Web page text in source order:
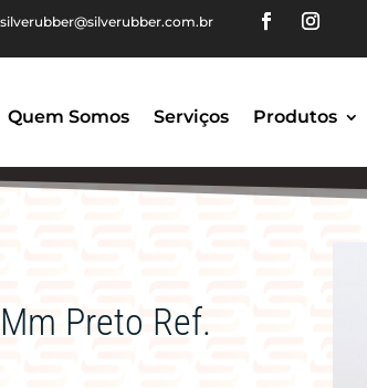
silverubber@silverubber.com.br
Quem Somos Serviços Produtos
Preto Ref.